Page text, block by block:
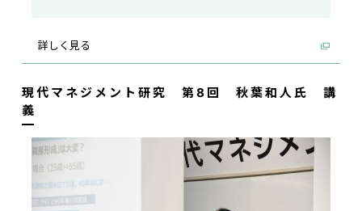
詳しく見る
現代マネジメント研究 第8回 秋葉和人氏 講
義